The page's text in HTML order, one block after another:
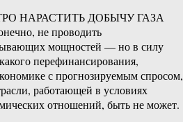
НАРАСТИТЬ ДОБЫЧУ ГАЗА
не проводить
мощностей — но в силу
перефинансирования,
с прогнозируемым спросом,
работающей в условиях
отношений, быть не может.